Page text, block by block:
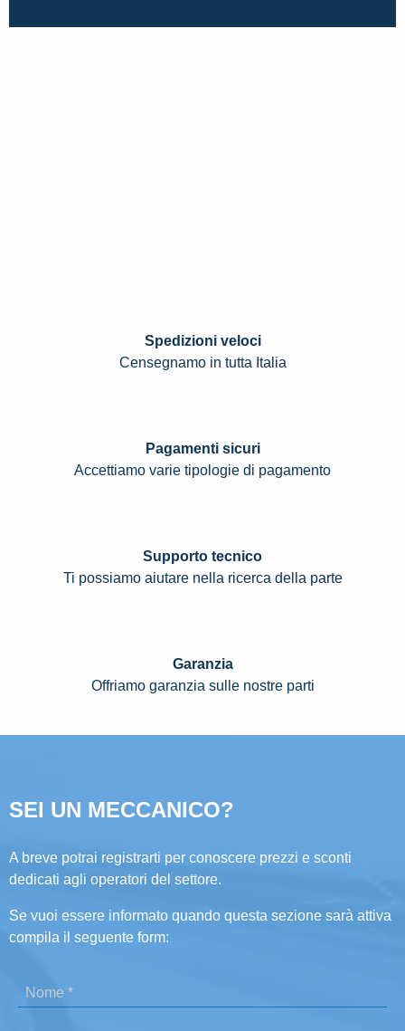
Spedizioni veloci
Censegnamo in tutta Italia
Pagamenti sicuri
Accettiamo varie tipologie di pagamento
Supporto tecnico
Ti possiamo aiutare nella ricerca della parte
Garanzia
Offriamo garanzia sulle nostre parti
SEI UN MECCANICO?
A breve potrai registrarti per conoscere prezzi e sconti
dedicati agli operatori del settore.
Se vuoi essere informato quando questa sezione sarà attiva
compila il seguente form: